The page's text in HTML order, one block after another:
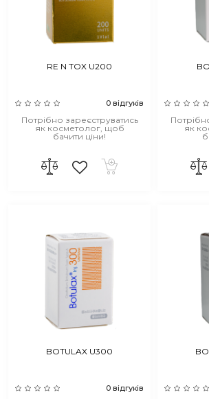
RE N TOX U200
0 відгуків
Потрібно зареєструватись
як косметолог, щоб
бачити ціни!
як
BOTULAX U300
0 відгуків